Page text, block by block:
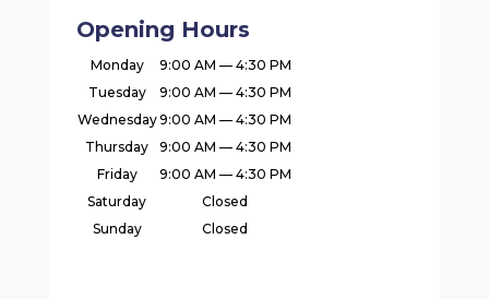
Opening Hours
Monday
9:00 AM — 4:30 PM
Tuesday
9:00 AM — 4:30 PM
Wednesday9:00 AM — 4:30 PM
Thursday
9:00 AM — 4:30 PM
Friday
9:00 AM — 4:30 PM
Saturday
Closed
Sunday
Closed